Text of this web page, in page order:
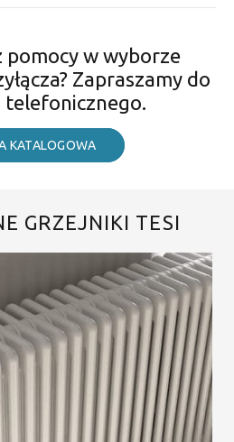
pomocy w wyborze
Zapraszamy do
KATALOGOWA
GRZEJNIKI TESI